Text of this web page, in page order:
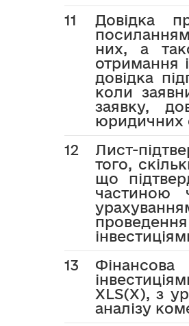
11
Довідка
них, а
отримання
довідка
коли
заявку,
юридичних
12
Лист-
того,
що
частиною
13
XLS(X), з
аналізу